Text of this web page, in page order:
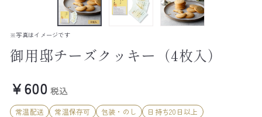
※写真はイメージです
御用邸チーズクッキー（4枚入）
Regular
price
¥600 税込
常温配送 常温保存可 包装・のし
日持ち20日以上